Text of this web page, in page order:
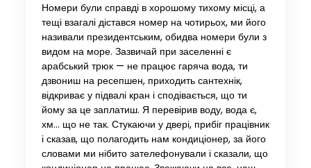
Номери були справді в хорошому тихому місці, а
тещі взагалі дістався номер на чотирьох, ми його
називали президентським, обидва номери були з
видом на море. Зазвичай при заселенні є
арабський трюк — не працює гаряча вода, ти
дзвониш на ресепшен, приходить сантехнік,
відкриває у підвалі кран і сподівається, що ти
йому за це заплатиш. Я перевірив воду, вода є,
хм… що не так. Стукаючи у двері, прибіг працівник
і сказав, що полагодить нам кондиціонер, за його
словами ми нібито зателефонували і сказали, що